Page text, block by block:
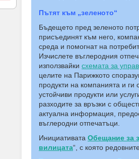
Пътят към „зеленото“
Бъдещето пред зеленото
присъединят към него,
среда и помогнат на
Изчислете въглеродния
използвайки схемата за
целите на Парижкото
продукти на компанията и
устойчиви продукти или
разходите за връзки с
актуална информация,
въглеродни отпечатъци.
Инициативата Обещание за
вилицата“, с която